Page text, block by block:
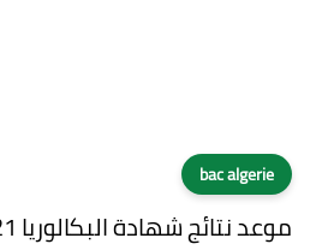
bac algerie
موعد نتائج شهادة البكالوريا 2021 bac.onec.dz